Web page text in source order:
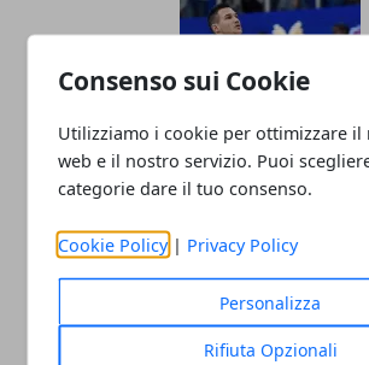
Consenso sui Cookie
Utilizziamo i cookie per ottimizzare il
web e il nostro servizio. Puoi
categorie dare il tuo consenso.
Cookie Policy | Privacy Policy
Personalizza
Rifiuta Opzionali
l'Italia di Meo Sacchetti?
27/06/2019